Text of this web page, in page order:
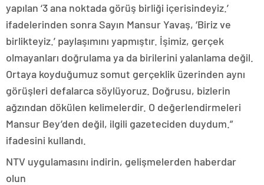
yapılan ‘3 ana noktada görüş birliği içerisindeyiz.’
ifadelerinden sonra Sayın Mansur Yavaş, ‘Biriz ve
birlikteyiz.’ paylaşımını yapmıştır. İşimiz, gerçek
olmayanları doğrulama ya da birilerini yalanlama değil.
Ortaya koyduğumuz somut gerçeklik üzerinden aynı
görüşleri defalarca söylüyoruz. Doğrusu, bizlerin
ağzından dökülen kelimelerdir. O değerlendirmeleri
Mansur Bey’den değil, ilgili gazeteciden duydum.”
ifadesini kullandı.
NTV uygulamasını indirin, gelişmelerden haberdar
olun